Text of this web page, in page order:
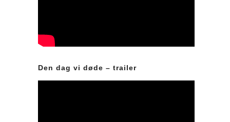
Den dag vi døde – trailer